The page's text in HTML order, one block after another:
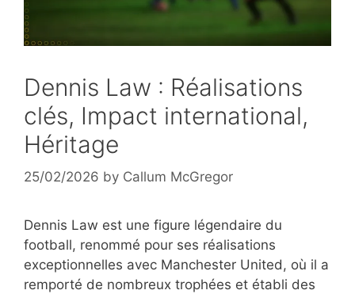
Dennis Law : Réalisations
clés, Impact international,
Héritage
25/02/2026 by Callum McGregor
Dennis Law est une figure légendaire du
football, renommé pour ses réalisations
exceptionnelles avec Manchester United, où il a
remporté de nombreux trophées et établi des